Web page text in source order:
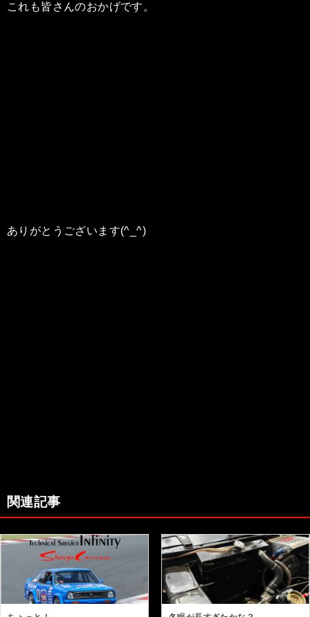
これも皆さんのおかげです。
ありがとうございます(^_^)
関連記事